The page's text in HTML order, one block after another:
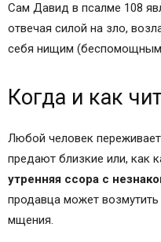
Сам Давид в псалме 108
отвечая силой на зло,
себя нищим
Когда и как
Любой человек
предают близкие или, как
утренняя ссора с
продавца может
мщения.